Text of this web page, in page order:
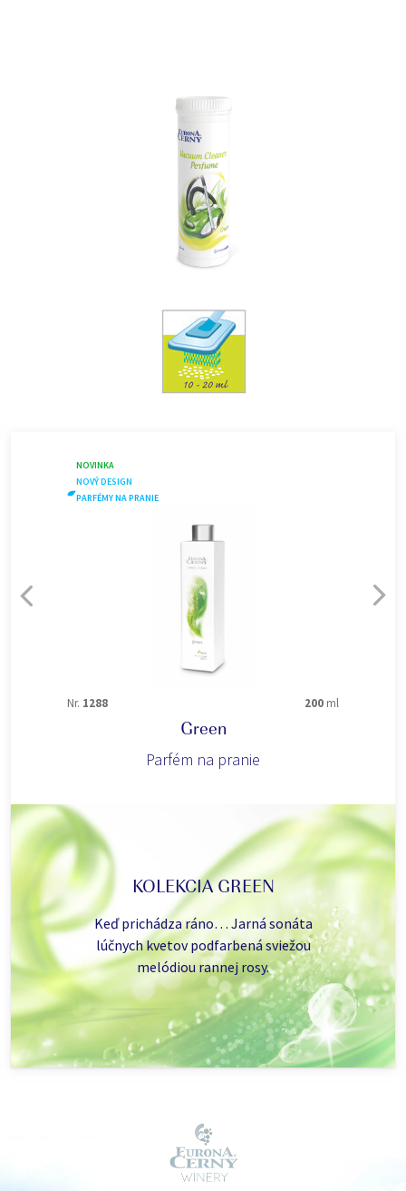
vyhľadajte lekársku pomoc/starostlivosť. Zneškodnite
KOLEKCIA GREEN
Keď prichádza ráno… Jarná sonáta
lúčnych kvetov podfarbená sviežou
melódiou rannej rosy.
NOVINKA
NOVÝ DESIGN
PARFÉMY NA PRANIE
Nr. 1288 200 ml
Green
Parfém na pranie